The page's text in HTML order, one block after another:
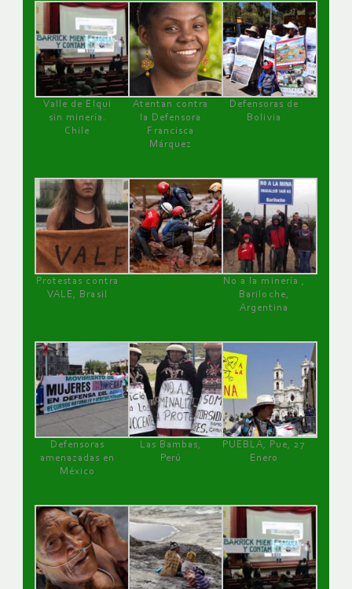
Valle de Elqui
sin minería.
Chile
Atentan contra
la Defensora
Francisca
Márquez
Defensoras de
Bolivia
Protestas contra
VALE, Brasil
No a la minería ,
Bariloche,
Argentina
Defensoras
amenazadas en
México
Las Bambas,
Perú
PUEBLA, Pue, 27
Enero